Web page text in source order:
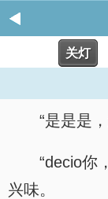
关灯
“是是是
“decio你
兴味。